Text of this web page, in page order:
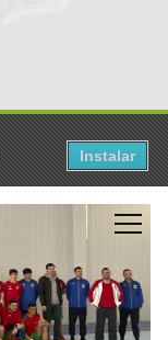
Instalar